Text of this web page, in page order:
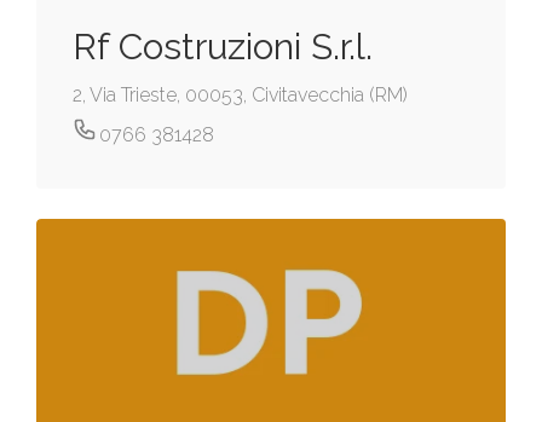
Rf Costruzioni S.r.l.
2, Via Trieste, 00053, Civitavecchia (RM)
0766 381428